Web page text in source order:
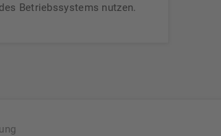
Betriebssystems nutzen.